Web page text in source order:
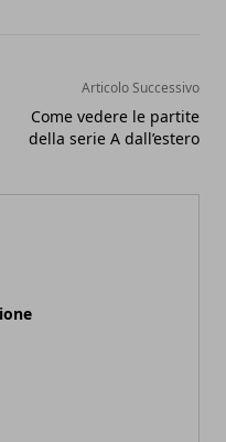
Articolo Successivo
Come vedere le partite
della serie A dall’estero